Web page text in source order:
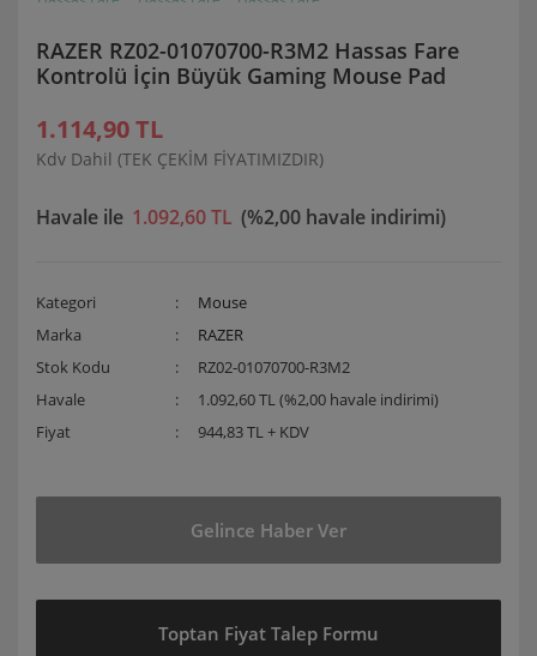
RAZER RZ02-01070700-R3M2 Hassas Fare
Kontrolü İçin Büyük Gaming Mouse Pad
1.114,90 TL
Kdv Dahil (TEK ÇEKİM FİYATIMIZDIR)
Havale ile 1.092,60 TL (%2,00 havale indirimi)
Kategori
Mouse
Marka
RAZER
Stok Kodu
RZ02-01070700-R3M2
Havale
1.092,60 TL (%2,00 havale indirimi)
Fiyat
944,83 TL + KDV
Gelince Haber Ver
Toptan Fiyat Talep Formu